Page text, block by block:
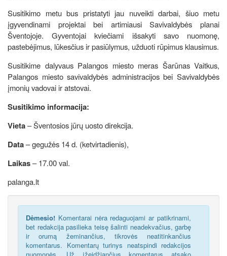
Susitikimo metu bus pristatyti jau nuveikti darbai, šiuo metu
įgyvendinami projektai bei artimiausi Savivaldybės planai
Šventojoje. Gyventojai kviečiami išsakyti savo nuomonę,
pastebėjimus, lūkesčius ir pasiūlymus, užduoti rūpimus klausimus.
Susitikime dalyvaus Palangos miesto meras Šarūnas Vaitkus,
Palangos miesto savivaldybės administracijos bei Savivaldybės
įmonių vadovai ir atstovai.
Susitikimo informacija:
Vieta– Šventosios jūrų uosto direkcija.
Data– gegužės 14 d. (ketvirtadienis),
Laikas– 17.00 val.
palanga.lt
Dėmesio! Komentarai nėra redaguojami ar patikrinami,
bet redakcija pasilieka teisę šalinti neadekvačius, garbę
ir orumą žeminančius, tikrovės neatitinkančius
komentarus. Komentarų turinys neatspindi redakcijos
nuomonės. Už įžeidžiančius komentarus atsako